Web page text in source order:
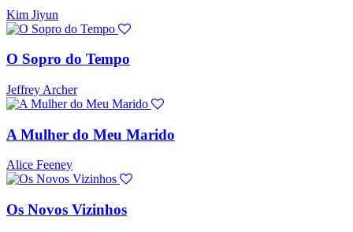
Kim Jiyun
O Sopro do Tempo
Jeffrey Archer
A Mulher do Meu Marido
Alice Feeney
Os Novos Vizinhos